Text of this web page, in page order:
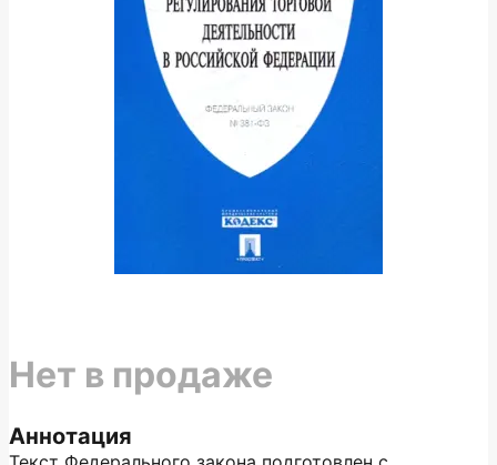
Аннотация
Нет в продаже